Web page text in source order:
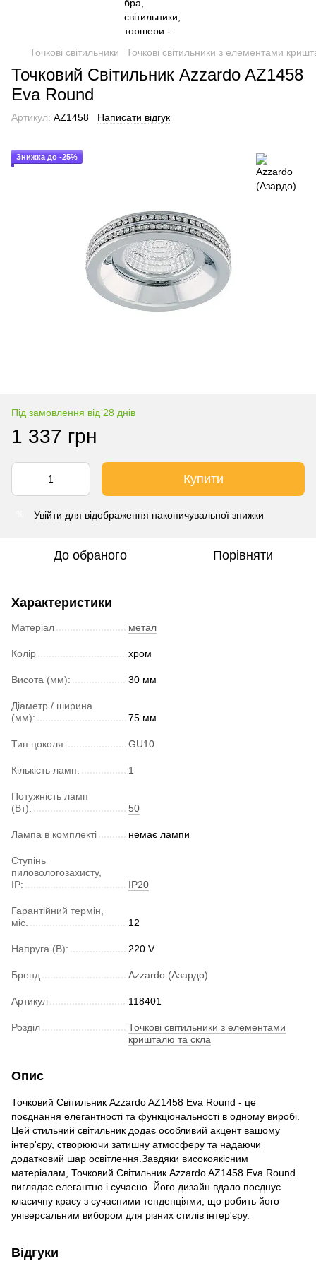
Точкові світильники Точкові світильники з елементами
Точковий Світильник Azzardo AZ1458
Eva Round
Артикул: AZ1458 Написати відгук
Знижка до -25%
Під замовлення від 28 днів
1 337 грн
Купити
Увійти для відображення накопичувальної знижки
До обраного Порівняти
Характеристики
Матеріал метал
Колір хром
Висота (мм): 30 мм
Діаметр / ширина
(мм):
75 мм
Тип цоколя: GU10
Кількість ламп: 1
Потужність ламп
(Вт):
50
Лампа в комплекті немає лампи
Ступінь
пиловологозахисту,
IP:
IP20
Гарантійний термін,
міс.
12
Напруга (В): 220 V
Бренд Azzardo (Азардо)
Артикул 118401
Розділ
Точкові світильники з елементами
кришталю та скла
Опис
Точковий Світильник Azzardo AZ1458 Eva Round - це
поєднання елегантності та функціональності в одному виробі.
Цей стильний світильник додає особливий акцент вашому
інтер'єру, створюючи затишну атмосферу та надаючи
додатковий шар освітлення.Завдяки високоякісним
матеріалам, Точковий Світильник Azzardo AZ1458 Eva Round
виглядає елегантно і сучасно. Його дизайн вдало поєднує
класичну красу з сучасними тенденціями, що робить його
універсальним вибором для різних стилів інтер'єру.
Відгуки